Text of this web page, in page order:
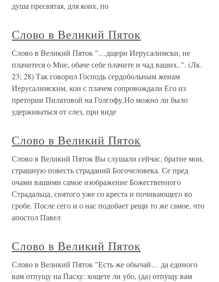
душа пресвятая, для коих, по
Слово в Великий Пяток
Слово в Великий Пяток "…дщери Иерусалимски, не
плачитеся о Мне, обаче себе плачите и чад ваших..". (Лк.
23; 28) Так говорил Господь сердобольным женам
Иерусалимским, кои с плачем сопровождали Его из
претории Пилатовой на Голгофу.Но можно ли было
удерживаться от слез, при виде
Слово в Великий Пяток
Слово в Великий Пяток Вы слушали сейчас, братие мои,
страшную повесть страданий Богочеловека. Се пред
очами вашими самое изображение Божественного
Страдальца, снятого уже со креста и почивающего во
гробе. После сего и о нас подобает рещи то же самое, что
апостол Павел
Слово в Великий Пяток
Слово в Великий Пяток "Есть же обычай… да единого
вам отпущу на Пасху: хощете ли убо, (да) отпущу вам